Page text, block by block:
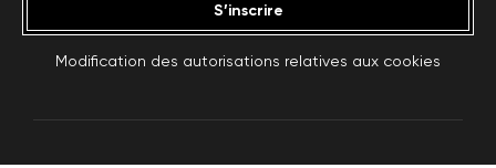
S’inscrire
Modification des autorisations relatives aux cookies